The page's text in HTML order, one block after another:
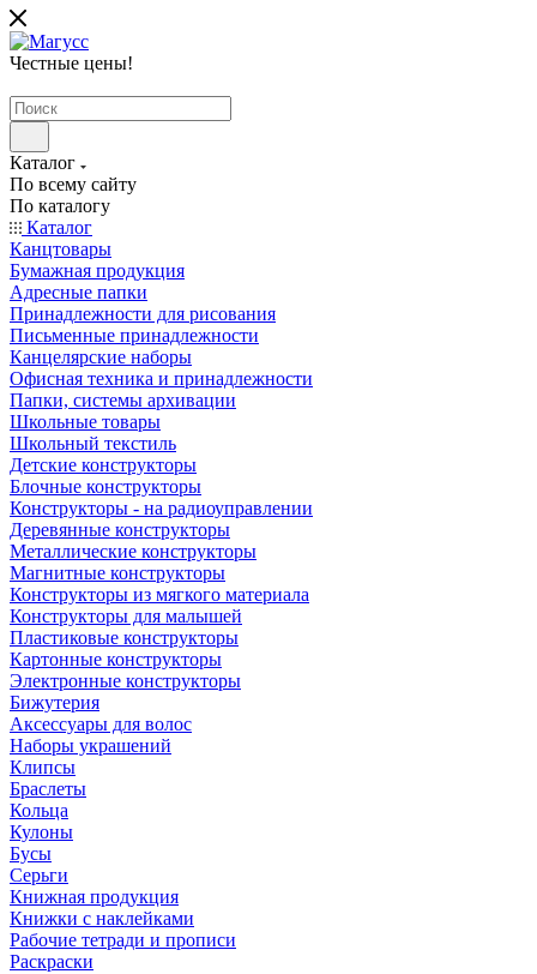
Честные цены!
Каталог
По всему сайту
По каталогу
Каталог
Канцтовары
Бумажная продукция
Адресные папки
Принадлежности для рисования
Письменные принадлежности
Канцелярские наборы
Офисная техника и принадлежности
Папки, системы архивации
Школьные товары
Школьный текстиль
Детские конструкторы
Блочные конструкторы
Конструкторы - на радиоуправлении
Деревянные конструкторы
Металлические конструкторы
Магнитные конструкторы
Конструкторы из мягкого материала
Конструкторы для малышей
Пластиковые конструкторы
Картонные конструкторы
Электронные конструкторы
Бижутерия
Аксессуары для волос
Наборы украшений
Клипсы
Браслеты
Кольца
Кулоны
Бусы
Серьги
Книжная продукция
Книжки с наклейками
Рабочие тетради и прописи
Раскраски